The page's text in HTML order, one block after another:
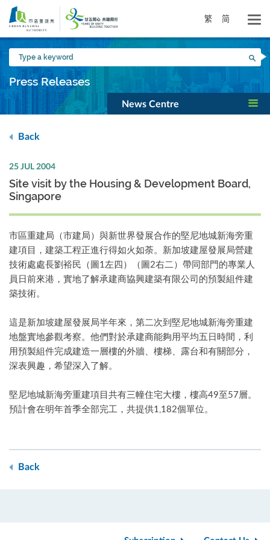
Skip
main
content
繁 简
Type
a
keyword
Press Releases
News Centre
Back
25 JUL 2004
Site visit by the Housing & Development Board,
Singapore
市區重建局（市建局）與新世界發展合作的堅尼地城新海旁重
建項目，建築工程正進行得如火如荼。新加坡建屋發展局營建
技術處處長劉裕民（圖1左四）（圖2右二）帶同部門的專業人
員日前來港，實地了解承建商協興建築有限公司的預製組件建
築技術。
這是新加坡建屋發展局半年來，第二次到堅尼地城新海旁重建
地盤實地參觀考察。他們對於承建商能夠用平均五日時間，利
用預製組件完成建造一層樓的外牆、樓梯、露台和有關部分，
深表興趣，希望深入了解。
堅尼地城新海旁重建項目共有三幢住宅大樓，樓高49至57層。
預計會在明年首季全部完工，共提供1,182個單位。
Back